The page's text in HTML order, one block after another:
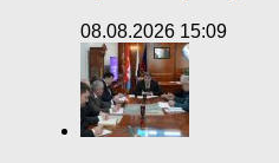
08.08.2026 15:09